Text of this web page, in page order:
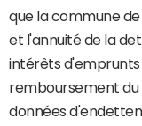
que la commune
et l'annuité de la
intérêts
remboursement du
données